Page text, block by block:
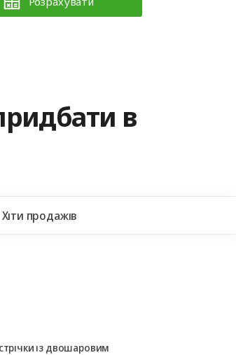
в
Хіти продажів
із двошаровим